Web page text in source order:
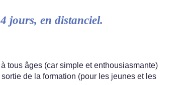
jours, en distanciel.
tous âges (car simple et enthousiasmante)
de la formation (pour les jeunes et les